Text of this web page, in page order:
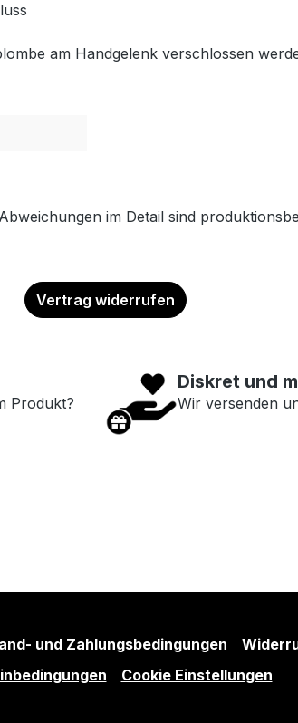
im Detail sind
am Handgelenk verschlossen
Vertrag widerrufen
Produkt?
Diskret und
Wir versenden
und Zahlungsbedingungen
Cookie Einstellungen